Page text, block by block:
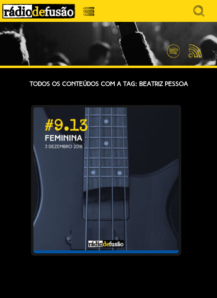
Avançar
para
conteúdo
Menu
Search
for:
RÁDIO DEFUSÃO
MÚSICA SEM PRECONCEITOS. CONVERSA
SEM PRETENSÕES.
Spotify Feed
RSS
Todos os conteúdos com a tag: Beatriz Pessoa